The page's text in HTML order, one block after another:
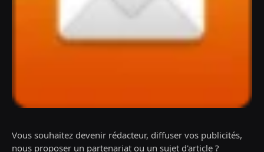
Vous souhaitez devenir rédacteur, diffuser vos publicités,
nous proposer un partenariat ou un sujet d'article ?